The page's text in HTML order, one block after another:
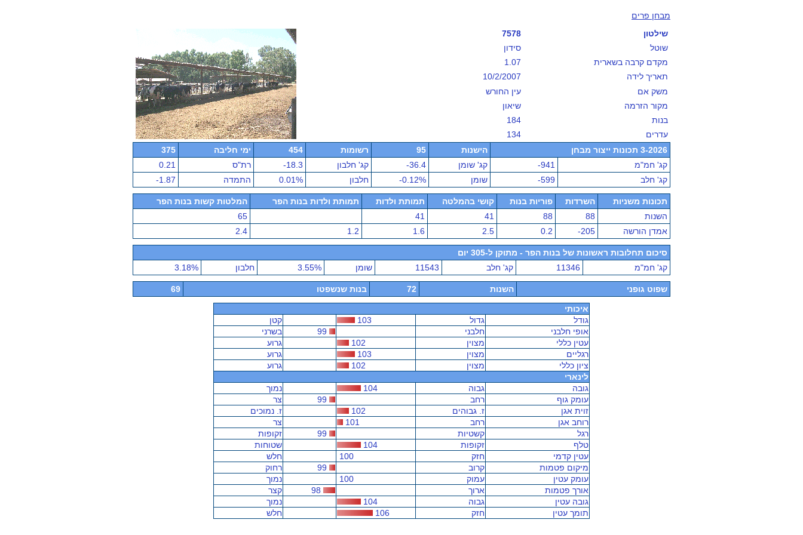
מבחן פרים
שילטון
7578
שוטל
סידון
מקדם קרבה בשארית
1.07
תאריך לידה
10/2/2007
משק אם
עין החורש
מקור הזרמה
שיאון
בנות
184
עדרים
134
3-2026 תכונות ייצור מבחן
הישנות 95 רשומות 454 ימי חליבה
375
קג' חמ"מ
-941 קג' שומן -36.4 קג' חלבון -18.3 רת"ס
0.21
קג' חלב
-599 שומן -0.12% חלבון 0.01% התמדה -1.87
תכונות משניות השרדות פוריות בנות קושי בהמלטה תמותת ולדות תמותת ולדות בנות הפר
המלטות קשות בנות הפר
השנות
88
88
41
41
65
אמדן הורשה
-205
0.2
2.5
1.6
1.2
2.4
סיכום תחלובות ראשונות של בנות הפר - מתוקן ל-305 יום
קג' חמ"מ
11346 קג' חלב 11543 שומן 3.55% חלבון 3.18%
שפוט גופני השנות 72 בנות שנשפטו 69
איכותי
גודל
גדול 103
קטן
אופי חלבני
חלבני
בשרני
עטין כללי
מצוין 102
גרוע
רגליים
מצוין 103
גרוע
ציון כללי
מצוין 102
גרוע
לינארי
גובה
גבוה 104
נמוך
עומק גוף
רחב
צר
זוית אגן
ז. גבוהים 102
ז. נמוכים
רוחב אגן
רחב 101
צר
רגל
קשטיות
זקופות
טלף
זקופות 104
שטוחות
עטין קדמי
חזק 100
חלש
מיקום פטמות
קרוב
רחוק
עומק עטין
עמוק 100
נמוך
אורך פטמות
ארוך
קצר
גובה עטין
גבוה 104
נמוך
תומך עטין
חזק 106 חלש